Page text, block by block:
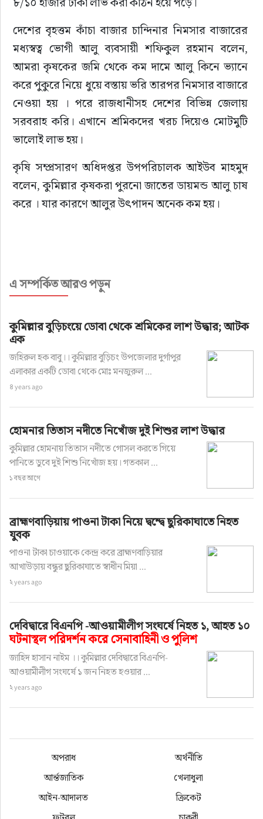
দেশের বৃহত্তম কাঁচা বাজার চান্দিনার নিমসার বাজারের
মধ্যস্বত্ব ভোগী আলু ব্যবসায়ী শফিকুল রহমান বলেন,
আমরা কৃষকের জমি থেকে কম দামে আলু কিনে ভ্যানে
করে পুকুরে নিয়ে ধুয়ে বস্তায় ভরি তারপর নিমসার বাজারে
নেওয়া হয় । পরে রাজধানীসহ দেশের বিভিন্ন জেলায়
সরবরাহ করি। এখানে শ্রমিকদের খরচ দিয়েও মোটমুটি
ভালোই লাভ হয়।
কৃষি সম্প্রসারণ অধিদপ্তর উপপরিচালক আইউব মাহমুদ
বলেন, কুমিল্লার কৃষকরা পুরনো জাতের ডায়মন্ড আলু চাষ
করে । যার কারণে আলুর উৎপাদন অনেক কম হয়।
এ সম্পর্কিত আরও পড়ুন
কুমিল্লার বুড়িচংয়ে ডোবা থেকে শ্রমিকের লাশ উদ্ধার; আটক
এক
জহিরুল হক বাবু।। কুমিল্লার বুড়িচং উপজেলার দুর্গাপুর
এলাকার একটি ডোবা থেকে মোঃ মনজুরুল ...
৪ years ago
হোমনার তিতাস নদীতে নিখোঁজ দুই শিশুর লাশ উদ্ধার
কুমিল্লার হোমনায় তিতাস নদীতে গোসল করতে গিয়ে
পানিতে ডুবে দুই শিশু নিখোঁজ হয়। গতকাল ...
১ বছর আগে
ব্রাহ্মণবাড়িয়ায় পাওনা টাকা নিয়ে দ্বন্দ্বে ছুরিকাঘাতে নিহত
যুবক
পাওনা টাকা চাওয়াকে কেন্দ্র করে ব্রাহ্মণবাড়িয়ার
আখাউড়ায় বন্ধুর ছুরিকাঘাতে স্বাধীন মিয়া ...
২ years ago
দেবিদ্বারে বিএনপি -আওয়ামীলীগ সংঘর্ষে নিহত ১, আহত ১০
ঘটনাস্থল পরিদর্শন করে সেনাবাহিনী ও পুলিশ
জাহিদ হাসান নাইম ।। কুমিল্লার দেবিদ্বারে বিএনপি-
আওয়ামীলীগ সংঘর্ষে ১ জন নিহত হওয়ার ...
২ years ago
অপরাধ
অর্থনীতি
আর্ন্তজাতিক
খেলাধুলা
আইন-আদালত
ক্রিকেট